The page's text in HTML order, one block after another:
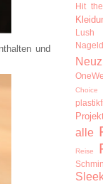
und
Hit
Lush
Choice
alle
Reise